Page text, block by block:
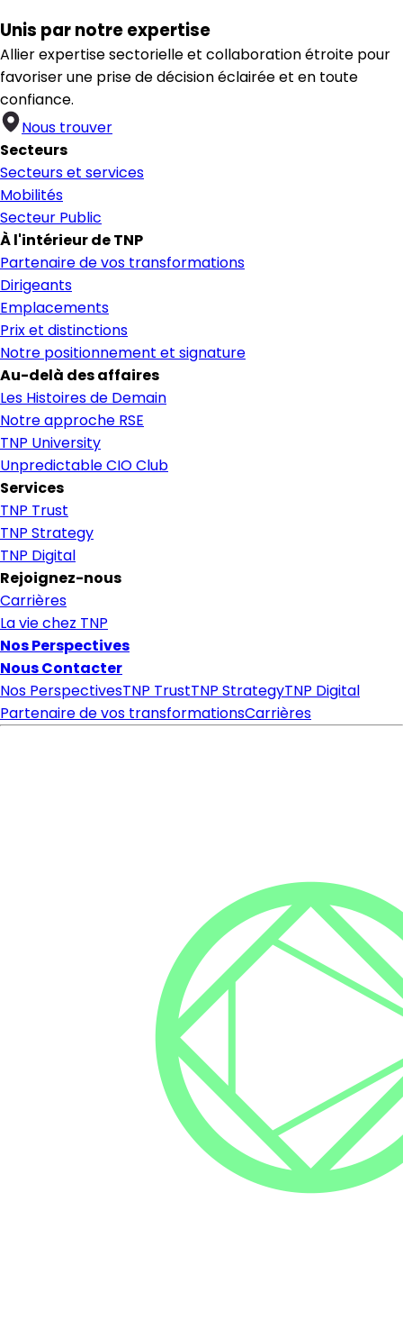
Unis par notre expertise
Allier expertise sectorielle et collaboration étroite pour
favoriser une prise de décision éclairée et en toute
confiance.
Nous trouver
Secteurs
Secteurs et services
Mobilités
Secteur Public
À l'intérieur de TNP
Partenaire de vos transformations
Dirigeants
Emplacements
Prix et distinctions
Notre positionnement et signature
Au-delà des affaires
Les Histoires de Demain
Notre approche RSE
TNP University
Unpredictable CIO Club
Services
TNP Trust
TNP Strategy
TNP Digital
Rejoignez-nous
Carrières
La vie chez TNP
Nos Perspectives
Nous Contacter
Nos PerspectivesTNP TrustTNP StrategyTNP Digital
Partenaire de vos transformationsCarrières